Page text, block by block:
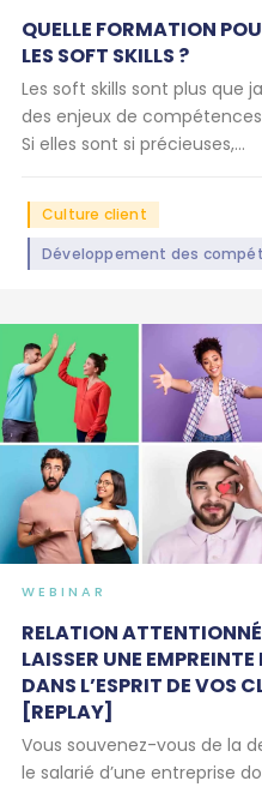
QUELLE FORMATION
LES SOFT SKILLS ?
Les soft skills sont plus que
des enjeux de
Si elles sont si précieuses,...
Culture client
Développement des
WEBINAR
RELATION
LAISSER UNE
DANS L’ESPRIT DE VOS
[REPLAY]
Vous souvenez-vous de la
le salarié d’une entreprise